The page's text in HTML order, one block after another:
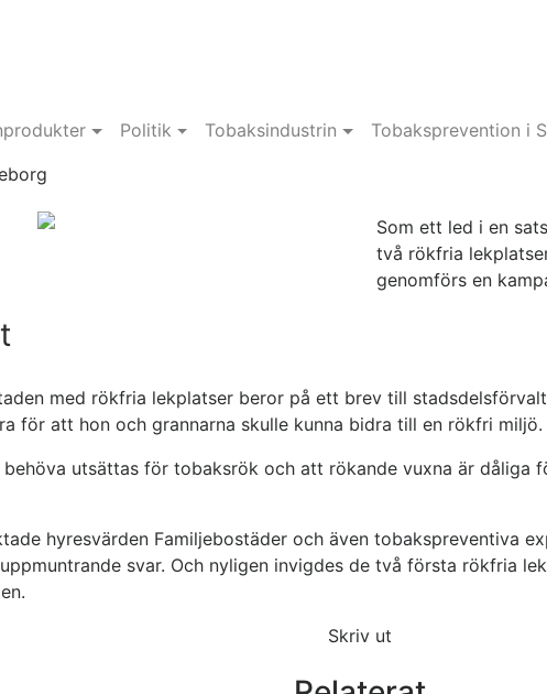
Politik Tobaksindustrin Tobaksprevention i
Som ett led i en
två rökfria
genomförs en
med rökfria lekplatser beror på ett brev till
för att hon och grannarna skulle kunna bidra till en rökfri miljö.
utsättas för tobaksrök och att rökande vuxna är dåliga
hyresvärden Familjebostäder och även tobakspreventiva
svar. Och nyligen invigdes de två första rökfria
Skriv ut